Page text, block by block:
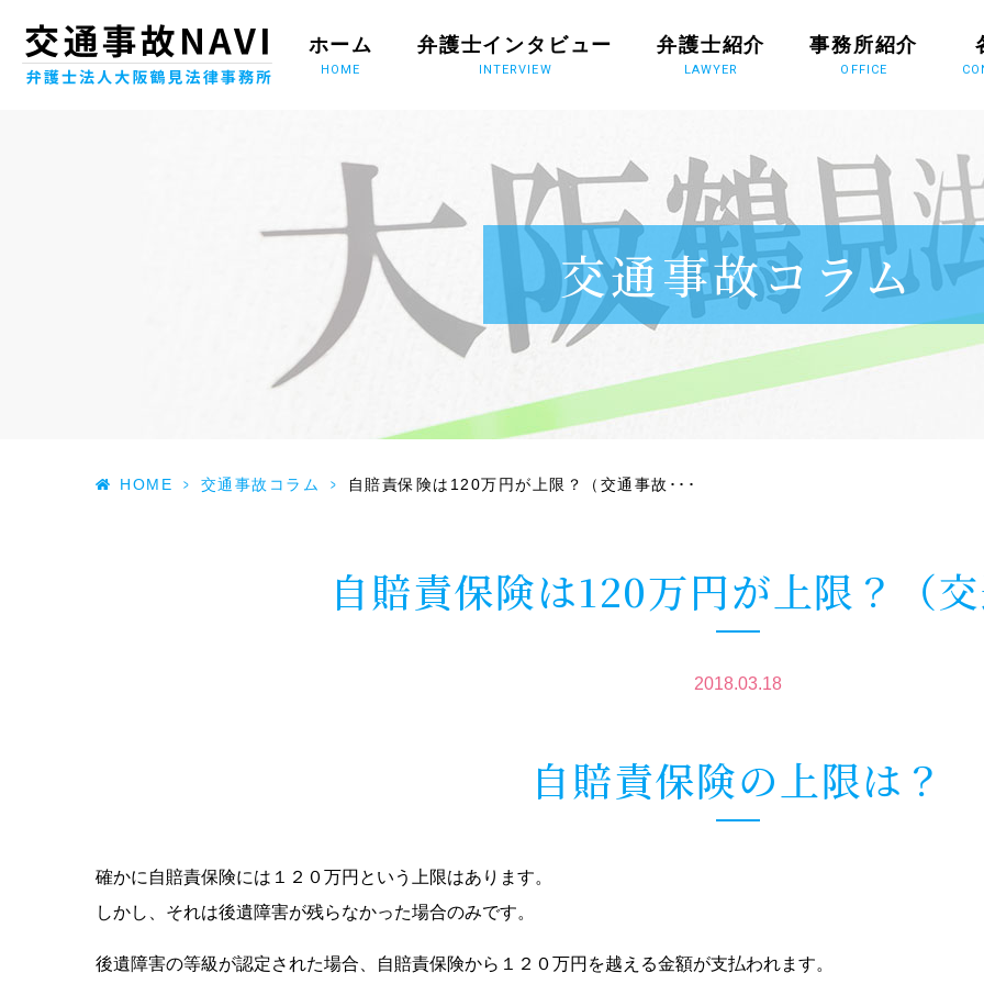
ホーム
HOME
弁護士インタビュー
INTERVIEW
弁護士紹介
LAWYER
事務所紹介
OFFICE
交通事故コラム
HOME > 交通事故コラム > 自賠責保険は120万円が上限？（交通事故･･･
自賠責保険は120万円が上限？（交
2018.03.18
自賠責保険の上限は？
確かに自賠責保険には１２０万円という上限はあります。
しかし、それは後遺障害が残らなかった場合のみです。
後遺障害の等級が認定された場合、自賠責保険から１２０万円を越える金額が支払われます。